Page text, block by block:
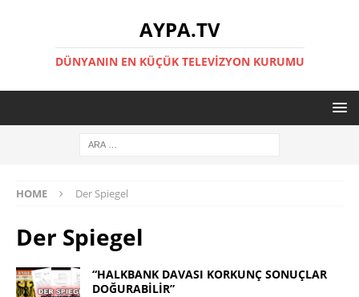
AYPA.TV
DÜNYANIN EN KÜÇÜK TELEVIZYON KURUMU
HOME Der Spiegel
Der Spiegel
“HALKBANK DAVASI KORKUNÇ SONUÇLAR
DOĞURABİLİR”